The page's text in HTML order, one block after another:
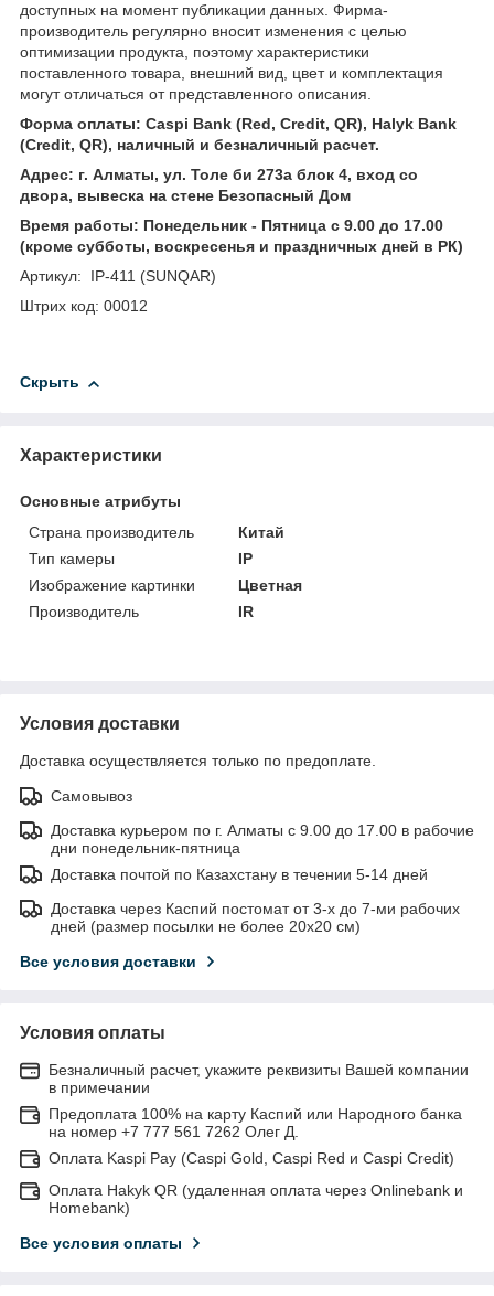
доступных на момент публикации данных. Фирма-
производитель регулярно вносит изменения с целью
оптимизации продукта, поэтому характеристики
поставленного товара, внешний вид, цвет и комплектация
могут отличаться от представленного описания.
Форма оплаты: Caspi Bank (Red, Credit, QR), Halyk Bank
(Credit, QR), наличный и безналичный расчет.
Адрес: г. Алматы, ул. Толе би 273а блок 4, вход со
двора, вывеска на стене Безопасный Дом
Время работы: Понедельник - Пятница с 9.00 до 17.00
(кроме субботы, воскресенья и праздничных дней в РК)
Артикул: IP-411 (SUNQAR)
Штрих код: 00012
Скрыть
Характеристики
Основные атрибуты
Страна производитель
Китай
Тип камеры
IP
Изображение картинки
Цветная
Производитель
IR
Условия доставки
Доставка осуществляется только по предоплате.
Самовывоз
Доставка курьером по г. Алматы с 9.00 до 17.00 в рабочие
дни понедельник-пятница
Доставка почтой по Казахстану в течении 5-14 дней
Доставка через Каспий постомат от 3-х до 7-ми рабочих
дней (размер посылки не более 20х20 см)
Все условия доставки
Условия оплаты
Безналичный расчет, укажите реквизиты Вашей компании
в примечании
Предоплата 100% на карту Каспий или Народного банка
на номер +7 777 561 7262 Олег Д.
Оплата Kaspi Pay (Caspi Gold, Caspi Red и Caspi Credit)
Оплата Hakyk QR (удаленная оплата через Onlinebank и
Homebank)
Все условия оплаты